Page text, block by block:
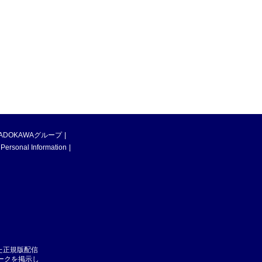
グループ
Information
正規版配信
クを掲示し